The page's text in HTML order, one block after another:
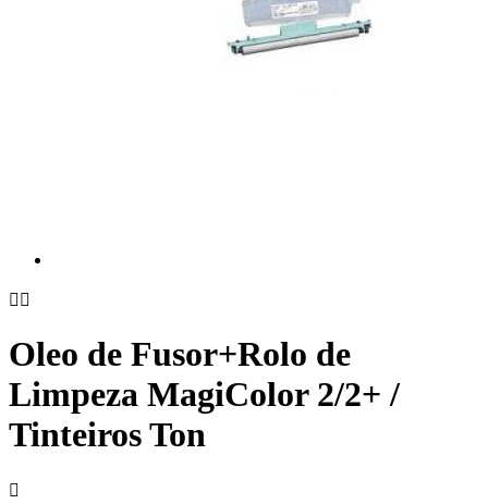
 
Oleo de Fusor+Rolo de
Limpeza MagiColor 2/2+ /
Tinteiros Ton
